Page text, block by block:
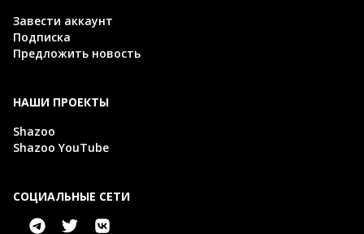
Завести аккаунт
Подписка
Предложить новость
НАШИ ПРОЕКТЫ
Shazoo
Shazoo YouTube
СОЦИАЛЬНЫЕ СЕТИ